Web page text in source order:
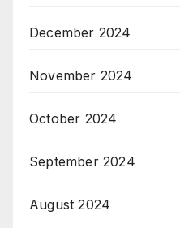
December 2024
November 2024
October 2024
September 2024
August 2024